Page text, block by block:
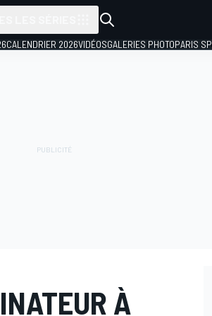
CALENDRIER 2026VIDÉOSGALERIES PHOTOPARIS
À